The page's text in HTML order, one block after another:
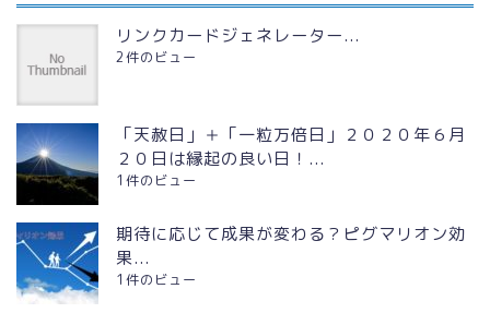
リンクカードジェネレーター...
2件のビュー
「天赦日」＋「一粒万倍日」２０２０年６月
２０日は縁起の良い日！...
1件のビュー
期待に応じて成果が変わる？ピグマリオン効
果...
1件のビュー